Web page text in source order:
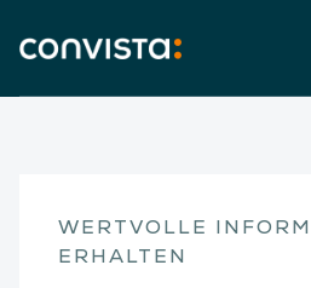
WERTVOLLE
ERHALTEN